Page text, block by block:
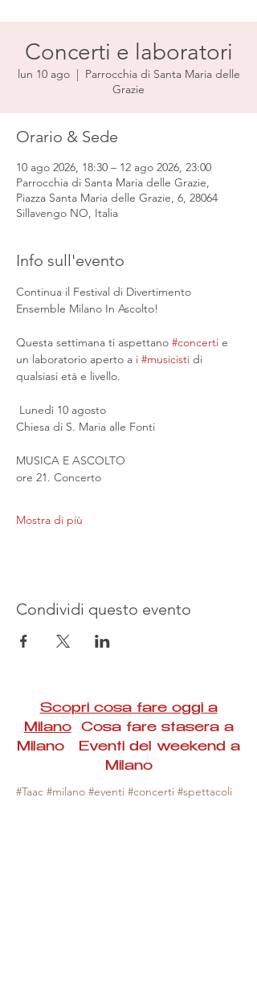
Concerti e laboratori
lun 10 ago
  |
Parrocchia di Santa Maria delle
Grazie
Orario & Sede
10 ago 2026, 18:30 – 12 ago 2026, 23:00
Parrocchia di Santa Maria delle Grazie,
Piazza Santa Maria delle Grazie, 6, 28064
Sillavengo NO, Italia
Info sull'evento
Continua il Festival di Divertimento
Ensemble Milano In Ascolto!
Questa settimana ti aspettano #concerti e
un laboratorio aperto a i #musicisti di
qualsiasi età e livello.
Lunedì 10 agosto
Chiesa di S. Maria alle Fonti
MUSICA E ASCOLTO
ore 21. Concerto
Mostra di più
Condividi questo evento
Scopri cosa fare oggi a
MilanoCosa fare stasera a
Milano Eventi del weekend a
Milano
#Taac #milano #eventi #concerti #spettacoli